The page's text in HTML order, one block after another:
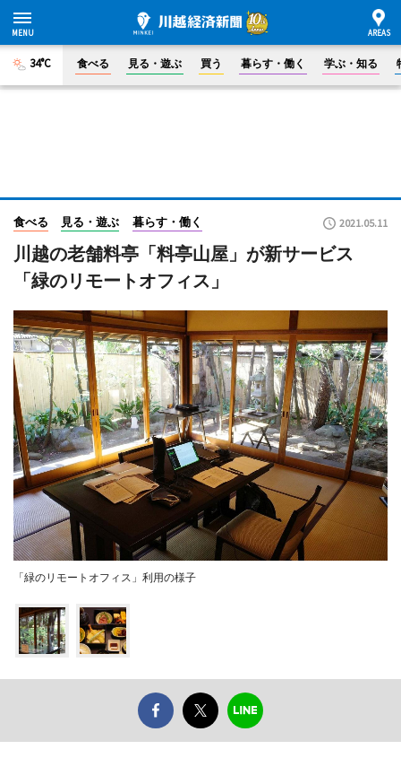
34°C 食べる 見る・遊ぶ 買う 暮らす・働く 学ぶ・知る
食べる 見る・遊ぶ 暮らす・働く 2021.05.11
川越の老舗料亭「料亭山屋」が新サービス
「緑のリモートオフィス」
「緑のリモートオフィス」利用の様子